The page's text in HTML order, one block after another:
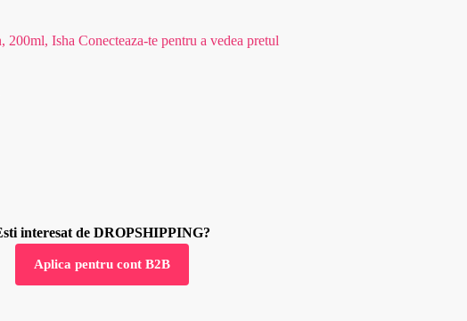
200ml, Isha Conecteaza-te pentru a vedea pretul
interesat de DROPSHIPPING?
Aplica pentru cont B2B